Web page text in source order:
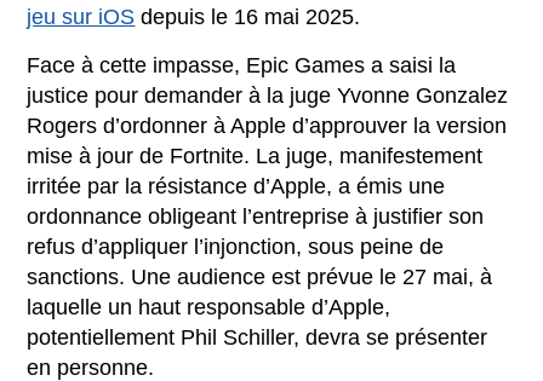
jeu sur iOS depuis le 16 mai 2025.
Face à cette impasse, Epic Games a saisi la
justice pour demander à la juge Yvonne Gonzalez
Rogers d’ordonner à Apple d’approuver la version
mise à jour de Fortnite. La juge, manifestement
irritée par la résistance d’Apple, a émis une
ordonnance obligeant l’entreprise à justifier son
refus d’appliquer l’injonction, sous peine de
sanctions. Une audience est prévue le 27 mai, à
laquelle un haut responsable d’Apple,
potentiellement Phil Schiller, devra se présenter
en personne.